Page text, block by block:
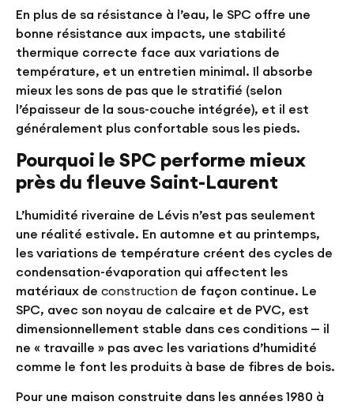
En plus de sa résistance à l’eau, le SPC offre une
bonne résistance aux impacts, une stabilité
thermique correcte face aux variations de
température, et un entretien minimal. Il absorbe
mieux les sons de pas que le stratifié (selon
l’épaisseur de la sous-couche intégrée), et il est
généralement plus confortable sous les pieds.
Pourquoi le SPC performe mieux
près du fleuve Saint-Laurent
L’humidité riveraine de Lévis n’est pas seulement
une réalité estivale. En automne et au printemps,
les variations de température créent des cycles de
condensation-évaporation qui affectent les
matériaux de construction de façon continue. Le
SPC, avec son noyau de calcaire et de PVC, est
dimensionnellement stable dans ces conditions — il
ne « travaille » pas avec les variations d’humidité
comme le font les produits à base de fibres de bois.
Pour une maison construite dans les années 1980 à